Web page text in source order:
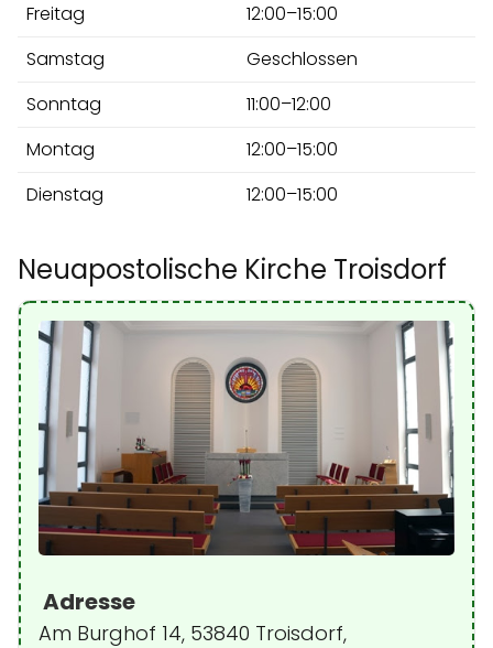
Freitag
12:00–15:00
Samstag
Geschlossen
Sonntag
11:00–12:00
Montag
12:00–15:00
Dienstag
12:00–15:00
Neuapostolische Kirche Troisdorf
Adresse
Am Burghof 14, 53840 Troisdorf,